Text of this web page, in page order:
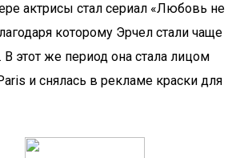
актрисы стал сериал «Любовь не
которому Эрчел стали чаще
В этот же период она стала лицом
и снялась в рекламе краски для